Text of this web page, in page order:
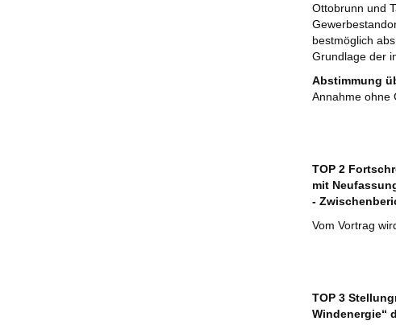
Ottobrunn und
bestmöglich
Grundlage der
Abstimmung
Annahme ohne
TOP 2
mit
-
Vom Vortrag
TOP 3
Windenergie“